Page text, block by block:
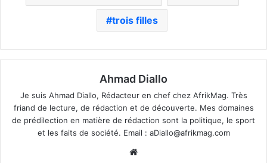
trois filles
Ahmad Diallo
Je suis Ahmad Diallo, Rédacteur en chef chez AfrikMag. Très
friand de lecture, de rédaction et de découverte. Mes domaines
de prédilection en matière de rédaction sont la politique, le sport
et les faits de société. Email : aDiallo@afrikmag.com